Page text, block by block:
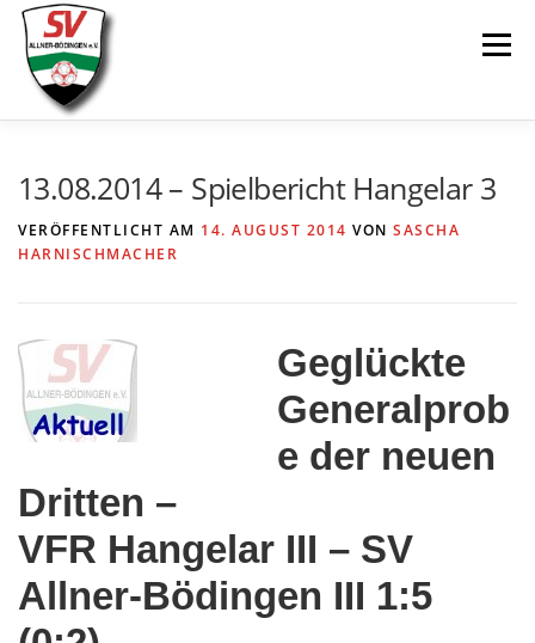
Zum
Inhalt
springen
Menü
SENIOREN
13.08.2014 – Spielbericht Hangelar 3
VERÖFFENTLICHT AM 14. AUGUST 2014 VON SASCHA
HARNISCHMACHER
Geglückte
Generalprob
e der neuen
Dritten –
VFR Hangelar III – SV
Allner-Bödingen III 1:5